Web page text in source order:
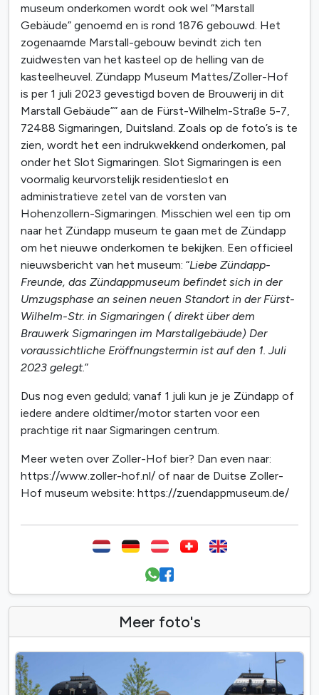
museum onderkomen wordt ook wel “Marstall
Gebäude” genoemd en is rond 1876 gebouwd. Het
zogenaamde Marstall-gebouw bevindt zich ten
zuidwesten van het kasteel op de helling van de
kasteelheuvel. Zündapp Museum Mattes/Zoller-Hof
is per 1 juli 2023 gevestigd boven de Brouwerij in dit
Marstall Gebäude”” aan de Fürst-Wilhelm-Straße 5-7,
72488 Sigmaringen, Duitsland. Zoals op de foto’s is te
zien, wordt het een indrukwekkend onderkomen, pal
onder het Slot Sigmaringen. Slot Sigmaringen is een
voormalig keurvorstelijk residentieslot en
administratieve zetel van de vorsten van
Hohenzollern-Sigmaringen. Misschien wel een tip om
naar het Zündapp museum te gaan met de Zündapp
om het nieuwe onderkomen te bekijken. Een officieel
nieuwsbericht van het museum: “Liebe Zündapp-
Freunde, das Zündappmuseum befindet sich in der
Umzugsphase an seinen neuen Standort in der Fürst-
Wilhelm-Str. in Sigmaringen ( direkt über dem
Brauwerk Sigmaringen im Marstallgebäude) Der
voraussichtliche Eröffnungstermin ist auf den 1. Juli
2023 gelegt.”
Dus nog even geduld; vanaf 1 juli kun je je Zündapp of
iedere andere oldtimer/motor starten voor een
prachtige rit naar Sigmaringen centrum.
Meer weten over Zoller-Hof bier? Dan even naar:
https://www.zoller-hof.nl/ of naar de Duitse Zoller-
Hof museum website: https://zuendappmuseum.de/
Meer foto's